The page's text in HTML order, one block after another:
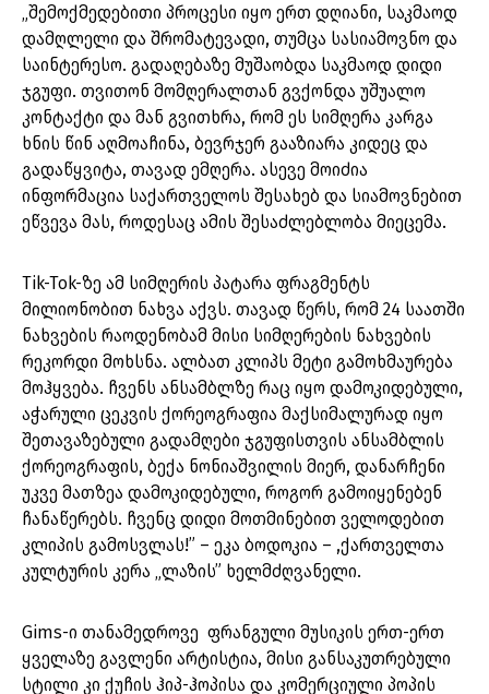
„შემოქმედებითი პროცესი იყო ერთ დღიანი, საკმაოდ
დამღლელი და შრომატევადი, თუმცა სასიამოვნო და
საინტერესო. გადაღებაზე მუშაობდა საკმაოდ დიდი
ჯგუფი. თვითონ მომღერალთან გვქონდა უშუალო
კონტაქტი და მან გვითხრა, რომ ეს სიმღერა კარგა
ხნის წინ აღმოაჩინა, ბევრჯერ გააზიარა კიდეც და
გადაწყვიტა, თავად ემღერა. ასევე მოიძია
ინფორმაცია საქართველოს შესახებ და სიამოვნებით
ეწვევა მას, როდესაც ამის შესაძლებლობა მიეცემა.
Tik-Tok-ზე ამ სიმღერის პატარა ფრაგმენტს
მილიონობით ნახვა აქვს. თავად წერს, რომ 24 საათში
ნახვების რაოდენობამ მისი სიმღერების ნახვების
რეკორდი მოხსნა. ალბათ კლიპს მეტი გამოხმაურება
მოჰყვება. ჩვენს ანსამბლზე რაც იყო დამოკიდებული,
აჭარული ცეკვის ქორეოგრაფია მაქსიმალურად იყო
შეთავაზებული გადამღები ჯგუფისთვის ანსამბლის
ქორეოგრაფის, ბექა ნონიაშვილის მიერ, დანარჩენი
უკვე მათზეა დამოკიდებული, როგორ გამოიყენებენ
ჩანაწერებს. ჩვენც დიდი მოთმინებით ველოდებით
კლიპის გამოსვლას!” – ეკა ბოდოკია – ,ქართველთა
კულტურის კერა „ლაზის” ხელმძღვანელი.
Gims-ი თანამედროვე ფრანგული მუსიკის ერთ-ერთ
ყველაზე გავლენი არტისტია, მისი განსაკუთრებული
სტილი კი ქუჩის ჰიპ-ჰოპისა და კომერციული პოპის